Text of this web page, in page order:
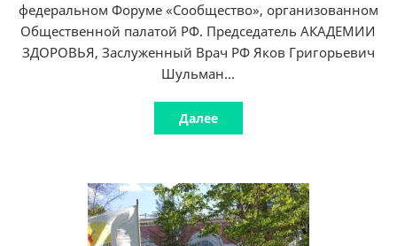
федеральном Форуме «Сообщество», организованном
Общественной палатой РФ. Председатель АКАДЕМИИ
ЗДОРОВЬЯ, Заслуженный Врач РФ Яков Григорьевич
Шульман...
Далее